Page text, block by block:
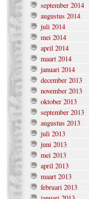
september 2014
augustus 2014
juli 2014
mei 2014
april 2014
maart 2014
januari 2014
december 2013
november 2013
oktober 2013
september 2013
augustus 2013
juli 2013
juni 2013
mei 2013
april 2013
maart 2013
februari 2013